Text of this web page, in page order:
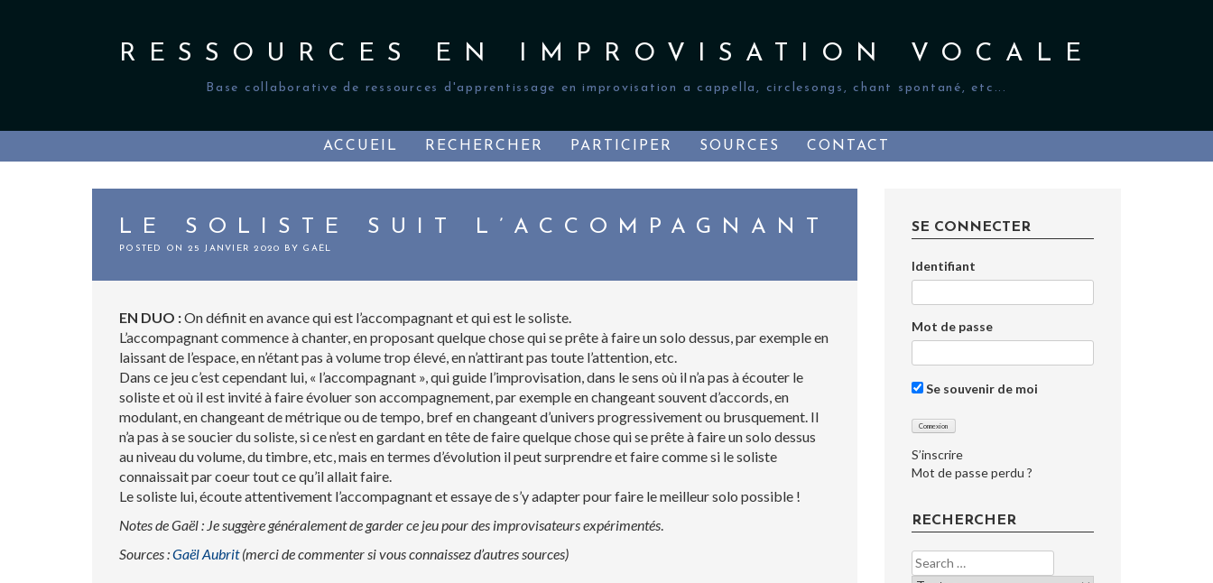
RESSOURCES EN IMPROVISATION VOCALE
Base collaborative de ressources d'apprentissage en improvisation a cappella, circlesongs, chant spontané, etc...
ACCUEIL RECHERCHER PARTICIPER SOURCES CONTACT
LE SOLISTE SUIT L’ACCOMPAGNANT
POSTED ON 25 JANVIER 2020 BY GAËL
EN DUO :On définit en avance qui est l’accompagnant et qui est le soliste.
L’accompagnant commence à chanter, en proposant quelque chose qui se prête à faire un solo dessus, par exemple en
laissant de l’espace, en n’étant pas à volume trop élevé, en n’attirant pas toute l’attention, etc.
Dans ce jeu c’est cependant lui, « l’accompagnant », qui guide l’improvisation, dans le sens où il n’a pas à écouter le
soliste et où il est invité à faire évoluer son accompagnement, par exemple en changeant souvent d’accords, en
modulant, en changeant de métrique ou de tempo, bref en changeant d’univers progressivement ou brusquement. Il
n’a pas à se soucier du soliste, si ce n’est en gardant en tête de faire quelque chose qui se prête à faire un solo dessus
au niveau du volume, du timbre, etc, mais en termes d’évolution il peut surprendre et faire comme si le soliste
connaissait par coeur tout ce qu’il allait faire.
Le soliste lui, écoute attentivement l’accompagnant et essaye de s’y adapter pour faire le meilleur solo possible !
Notes de Gaël : Je suggère généralement de garder ce jeu pour des improvisateurs expérimentés.
Sources :Gaël Aubrit(merci de commenter si vous connaissez d’autres sources)
SE CONNECTER
Identifiant
Mot de passe
Se souvenir de moi
S’inscrire
Mot de passe perdu ?
RECHERCHER